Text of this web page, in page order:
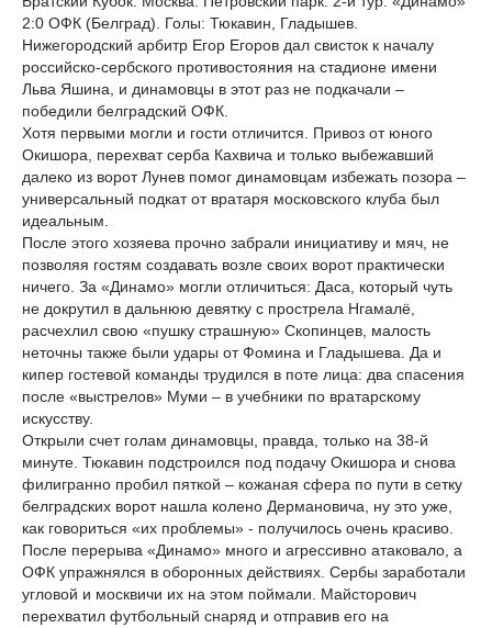
2:0 ОФК (Белград). Голы: Тюкавин, Гладышев.
Нижегородский арбитр Егор Егоров дал свисток к началу
российско-сербского противостояния на стадионе имени
Льва Яшина, и динамовцы в этот раз не подкачали –
победили белградский ОФК.
Хотя первыми могли и гости отличится. Привоз от юного
Окишора, перехват серба Кахвича и только выбежавший
далеко из ворот Лунев помог динамовцам избежать позора –
универсальный подкат от вратаря московского клуба был
идеальным.
После этого хозяева прочно забрали инициативу и мяч, не
позволяя гостям создавать возле своих ворот практически
ничего. За «Динамо» могли отличиться: Даса, который чуть
не докрутил в дальнюю девятку с прострела Нгамалё,
расчехлил свою «пушку страшную» Скопинцев, малость
неточны также были удары от Фомина и Гладышева. Да и
кипер гостевой команды трудился в поте лица: два спасения
после «выстрелов» Муми – в учебники по вратарскому
искусству.
Открыли счет голам динамовцы, правда, только на 38-й
минуте. Тюкавин подстроился под подачу Окишора и снова
филигранно пробил пяткой – кожаная сфера по пути в сетку
белградских ворот нашла колено Дермановича, ну это уже,
как говориться «их проблемы» - получилось очень красиво.
После перерыва «Динамо» много и агрессивно атаковало, а
ОФК упражнялся в оборонных действиях. Сербы заработали
угловой и москвичи их на этом поймали. Майсторович
перехватил футбольный снаряд и отправив его на